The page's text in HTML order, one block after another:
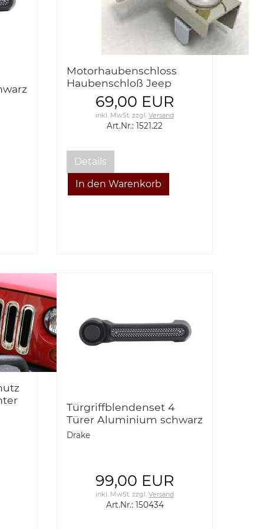
Motorhaubenschloss
Haubenschloß Jeep
Wrangler JK 07-
69,00 EUR
inkl. MwSt. zzgl.Versand
Art.Nr.: 1521.22
Details
Türgriffblendenset 4
Türer Aluminium schwarz
- Wrangler JK 07-17
Drake
99,00 EUR
inkl. MwSt. zzgl.Versand
Art.Nr.: 150434